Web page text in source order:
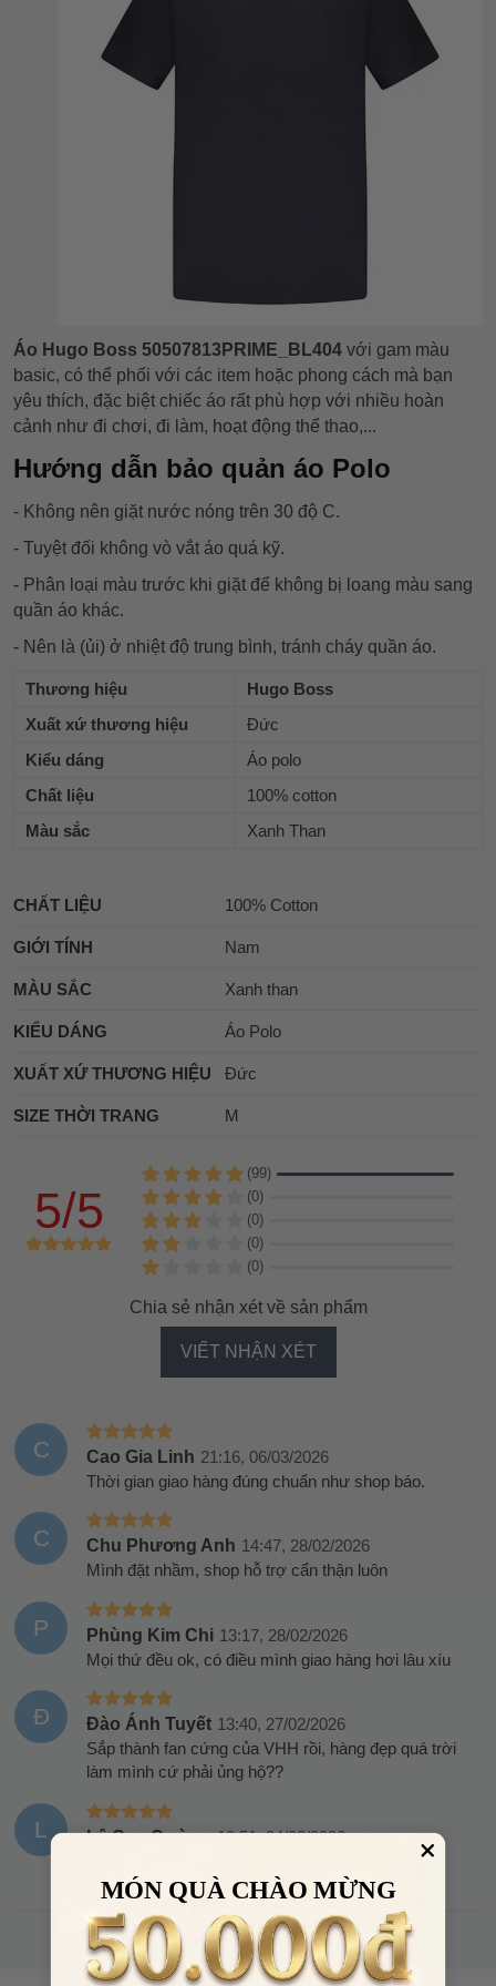
Áo Hugo Boss 50507813PRIME_BL404 với gam màu
basic, có thể phối với các item hoặc phong cách mà bạn
yêu thích, đặc biệt chiếc áo rất phù hợp với nhiều hoàn
cảnh như đi chơi, đi làm, hoạt động thể thao,...
Hướng dẫn bảo quản áo Polo
- Không nên giặt nước nóng trên 30 độ C.
- Tuyệt đối không vò vắt áo quá kỹ.
- Phân loại màu trước khi giặt để không bị loang màu sang
quần áo khác.
- Nên là (ủi) ở nhiệt độ trung bình, tránh cháy quần áo.
Thương hiệu
Hugo Boss
Xuất xứ thương hiệu
Đức
Kiểu dáng
Áo polo
Chất liệu
100% cotton
Màu sắc
Xanh Than
CHẤT LIỆU 100% Cotton
GIỚI TÍNH Nam
MÀU SẮC Xanh than
KIỂU DÁNG Áo Polo
XUẤT XỨ THƯƠNG HIỆU Đức
SIZE THỜI TRANG M
5/5
(99)
(0)
(0)
(0)
(0)
Chia sẻ nhận xét về sản phẩm
VIẾT NHẬN XÉT
C Cao Gia Linh 21:16, 06/03/2026
Thời gian giao hàng đúng chuẩn như shop báo.
C Chu Phương Anh 14:47, 28/02/2026
Mình đặt nhầm, shop hỗ trợ cẩn thận luôn
P Phùng Kim Chi 13:17, 28/02/2026
Mọi thứ đều ok, có điều mình giao hàng hơi lâu xíu
Đ Đào Ánh Tuyết 13:40, 27/02/2026
Sắp thành fan cứng của VHH rồi, hàng đẹp quá trời
làm mình cứ phải ủng hộ??
L Lê Cao Cường 18:51, 24/02/2026
MÓN QUÀ CHÀO MỪNG